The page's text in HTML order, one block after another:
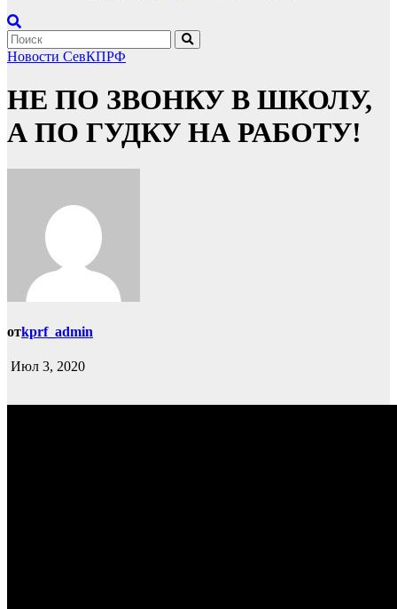
Новости СевКПРФ
НЕ ПО ЗВОНКУ В ШКОЛУ,
А ПО ГУДКУ НА РАБОТУ!
отkprf_admin
Июл 3, 2020